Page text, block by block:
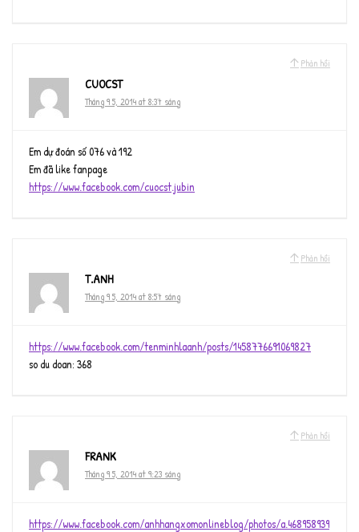
Phản hồi
CUOCST
Tháng 9 5, 2014 at 8:37 sáng
Em dự đoán số 076 và 192
Em đã like fanpage
https://www.facebook.com/cuocst.jubin
Phản hồi
T.ANH
Tháng 9 5, 2014 at 8:57 sáng
https://www.facebook.com/tenminhlaanh/posts/1458776691069827
so du doan: 368
Phản hồi
FRANK
Tháng 9 5, 2014 at 9:23 sáng
https://www.facebook.com/anhhangxomonlineblog/photos/a.468958939